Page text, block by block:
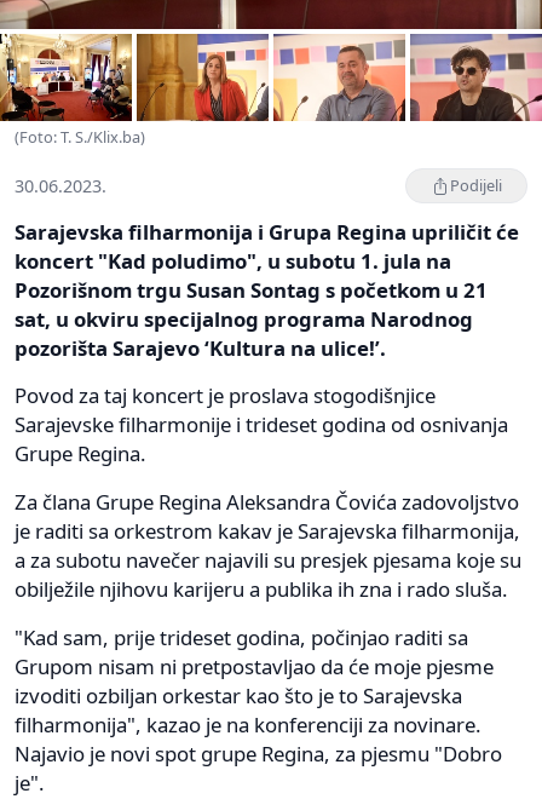
(Foto: T. S./Klix.ba)
30.06.2023. Podijeli
Sarajevska filharmonija i Grupa Regina upriličit će
koncert "Kad poludimo", u subotu 1. jula na
Pozorišnom trgu Susan Sontag s početkom u 21
sat, u okviru specijalnog programa Narodnog
pozorišta Sarajevo ‘Kultura na ulice!’.
Povod za taj koncert je proslava stogodišnjice
Sarajevske filharmonije i trideset godina od osnivanja
Grupe Regina.
Za člana Grupe Regina Aleksandra Čovića zadovoljstvo
je raditi sa orkestrom kakav je Sarajevska filharmonija,
a za subotu navečer najavili su presjek pjesama koje su
obilježile njihovu karijeru a publika ih zna i rado sluša.
"Kad sam, prije trideset godina, počinjao raditi sa
Grupom nisam ni pretpostavljao da će moje pjesme
izvoditi ozbiljan orkestar kao što je to Sarajevska
filharmonija", kazao je na konferenciji za novinare.
Najavio je novi spot grupe Regina, za pjesmu "Dobro
je".